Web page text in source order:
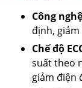
Công
định,
Chế độ
suất theo
giảm điện